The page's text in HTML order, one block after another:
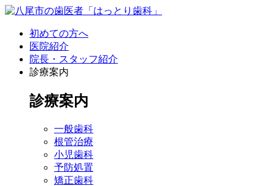
初めての方へ
医院紹介
院長・スタッフ紹介
診療案内
診療案内
一般歯科
根管治療
小児歯科
予防処置
矯正歯科